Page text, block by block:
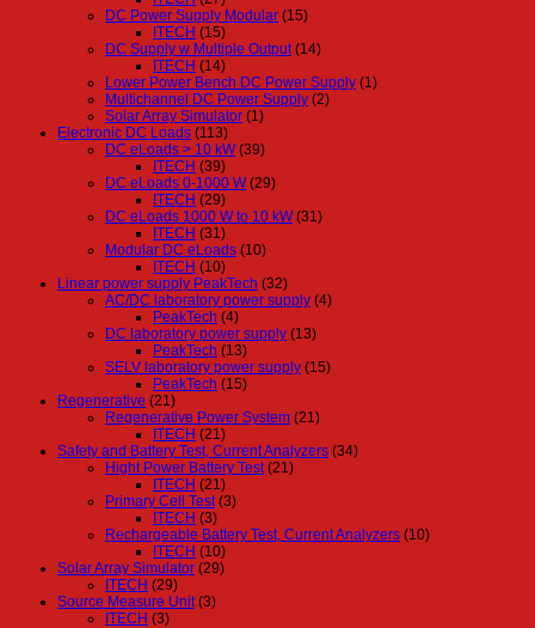
DC Power Supply Modular (15)
ITECH (15)
DC Supply w Multiple Output (14)
ITECH (14)
Lower Power Bench DC Power Supply (1)
Multichannel DC Power Supply (2)
Solar Array Simulator (1)
Electronic DC Loads (113)
DC eLoads > 10 kW (39)
ITECH (39)
DC eLoads 0-1000 W (29)
ITECH (29)
DC eLoads 1000 W to 10 kW (31)
ITECH (31)
Modular DC eLoads (10)
ITECH (10)
Linear power supply PeakTech (32)
AC/DC laboratory power supply (4)
PeakTech (4)
DC laboratory power supply (13)
PeakTech (13)
SELV laboratory power supply (15)
PeakTech (15)
Regenerative (21)
Regenerative Power System (21)
ITECH (21)
Safety and Battery Test, Current Analyzers (34)
Hight Power Battery Test (21)
ITECH (21)
Primary Cell Test (3)
ITECH (3)
Rechargeable Battery Test, Current Analyzers (10)
ITECH (10)
Solar Array Simulator (29)
ITECH (29)
Source Measure Unit (3)
ITECH (3)